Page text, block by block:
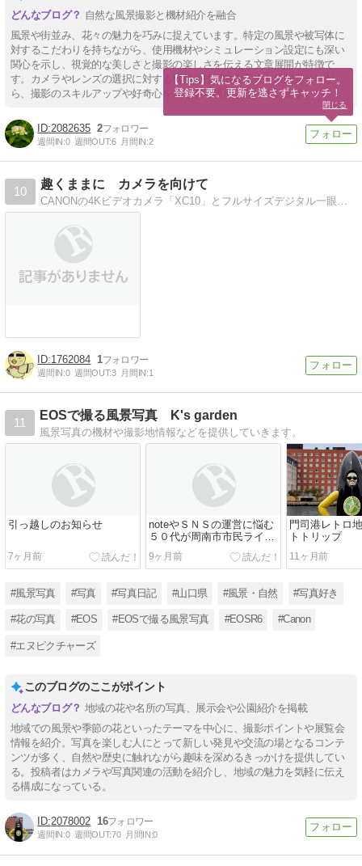
自然な風景撮影と機材紹介を融合
風景や街並み、花々の魅力を巧みに捉えています。特定の風景や被写体に
対するこだわりを持ちながら、使用機材やシミュレーション設定にも深い
関心を示し、視覚的な美しさと撮影の楽しさを伝える文章展開が特徴で
す。カメラやレンズの選択に対する情熱と技術的な工夫を垣間見せなが
ら、撮影のスキルアップや好奇心を喚起する構成となっています。
2082635 2
週間IN:0 週間OUT:6 月間IN:2
10
趣くままに カメラを向けて
CANONの4Kビデオカメラ「XC10」とフルサイズデジタル一眼レフ「EOS 5D Mark2」で撮影した写真・動画ならびに運用についての紹介をしています。
1762084 1
週間IN:0 週間OUT:3 月間IN:1
11
EOSで撮る風景写真 K's garden
風景写真の機材や撮影地情報などを提供していきます。
引っ越しのお知らせ
7ヶ月前
noteやＳＮＳの運営に悩む
５０代が周南市市民ライタ
ー勉強会に参加してみた話
9ヶ月前
門司港レトロ
トトリップ
11ヶ月前
#風景写真 #写真 #写真日記 #山口県 #風景・自然 #写真好き
#花の写真 #EOS #EOSで撮る風景写真 #EOSR6 #Canon
#エヌピクチャーズ
このブログのここがポイント
地域の花や名所の写真、展示会や公園紹介を掲載
地域での風景や季節の花といったテーマを中心に、撮影ポイントや展覧会
情報を紹介。写真を楽しむ人にとって新しい発見や交流の場となるコンテ
ンツが多く、自然や歴史に触れながら趣味を深めるきっかけを提供してい
る。投稿者はカメラや写真関連の活動を紹介し、地域の魅力を気軽に伝え
る構成になっている。
2078002 16
週間IN:0 週間OUT:70 月間IN:0
【Tips】気になるブログをフォロー。
登録不要。更新を逃さずキャッチ！
閉じる